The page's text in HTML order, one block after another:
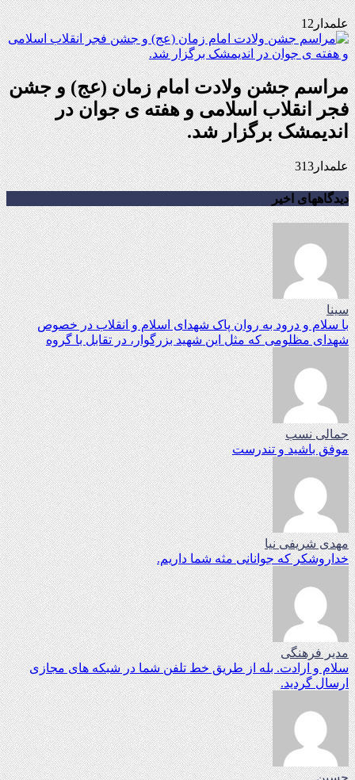
علمدار12
مراسم جشن ولادت امام زمان (عج) و جشن
فجر انقلاب اسلامی و هفته ی جوان در
اندیمشک برگزار شد.
علمدار313
دیدگاههای اخیر
سینا
با سلام و درود به روان پاک شهدای اسلام و انقلاب در خصوص
شهدای مظلومی که مثل این شهید بزرگوار، در تقابل با گروه
جمالی نسب
موفق باشید و تندرست
مهدی شریفی نیا
خداروشکر که جوانانی مثه شما داریم.
مدیر فرهنگی
سلام و ارادت. بله از طریق خط تلفن شما در شبکه های مجازی
ارسال گردید.
حسین